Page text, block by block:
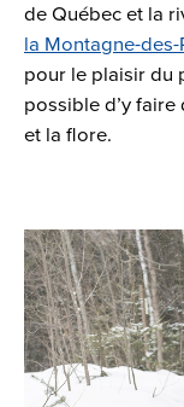
de Québec et la
la Montagne-des-
pour le plaisir du
possible d’y
et la flore.